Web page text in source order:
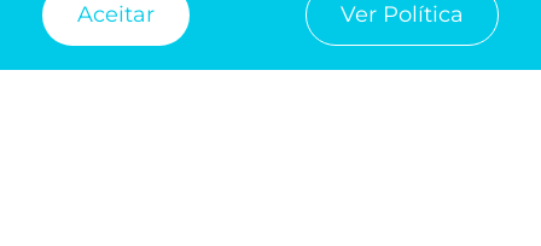
9H30 ÀS 17H00
Aceitar Ver Política